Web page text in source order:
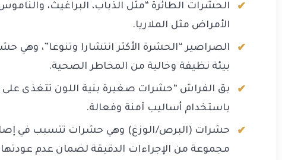
الحشرات الطائرة “مثل الذباب، البراغيث،
الأمراض مثل الملاريا.
الصراصير “الحشرة الأكثر انتشارا وتنوعا”،
بيئة نظيفة وخالية من المخاطر الصحية.
بق الفراش “حشرات صغيرة بنية اللون تتغذى
باستخدام أساليب آمنة وفعالة.
حشرات (البرص/الوزغ) وهي حشرات تتسبب في إصابة
مجموعة من الإجراءات الدقيقة لضمان عدم